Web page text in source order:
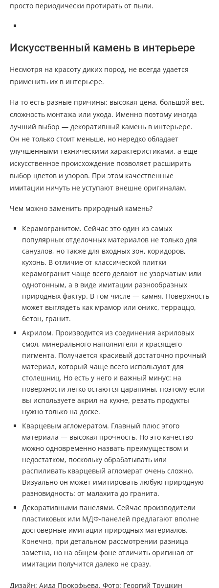
просто периодически протирать от пыли.
Искусственный камень в интерьере
Несмотря на красоту диких пород, не всегда удается
применить их в интерьере.
На то есть разные причины: высокая цена, большой вес,
сложность монтажа или ухода. Именно поэтому иногда
лучший выбор — декоративный камень в интерьере.
Он не только стоит меньше, но нередко обладает
улучшенными техническими характеристиками, а еще
искусственное происхождение позволяет расширить
выбор цветов и узоров. При этом качественные
имитации ничуть не уступают внешне оригиналам.
Чем можно заменить природный камень?
Керамогранитом. Сейчас это один из самых
популярных отделочных материалов не только для
санузлов, но также для входных зон, коридоров,
кухонь. В отличие от классической плитки
керамогранит чаще всего делают не узорчатым или
однотонным, а в виде имитации разнообразных
природных фактур. В том числе — камня. Поверхность
может выглядеть как мрамор или оникс, терраццо,
бетон, гранит.
Акрилом. Производится из соединения акриловых
смол, минерального наполнителя и красящего
пигмента. Получается красивый достаточно прочный
материал, который чаще всего используют для
столешниц. Но есть у него и важный минус: на
поверхности легко остаются царапины, поэтому если
вы используете акрил на кухне, резать продукты
нужно только на доске.
Кварцевым агломератом. Главный плюс этого
материала — высокая прочность. Но это качество
можно одновременно назвать преимуществом и
недостатком, поскольку обрабатывать или
распиливать кварцевый агломерат очень сложно.
Визуально он может имитировать любую природную
разновидность: от малахита до гранита.
Декоративными панелями. Сейчас производители
пластиковых или МДФ-панелей предлагают вполне
достоверные имитации природных материалов.
Конечно, при детальном рассмотрении разница
заметна, но на общем фоне отличить оригинал от
имитации получится далеко не сразу.
Дизайн: Аида Прокофьева. Фото: Георгий Трушкин